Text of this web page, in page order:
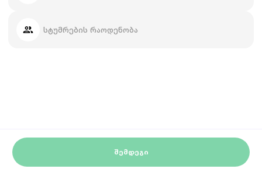
სტუმრების რაოდენობა
ᲨᲔᲛᲓᲔᲒᲘ